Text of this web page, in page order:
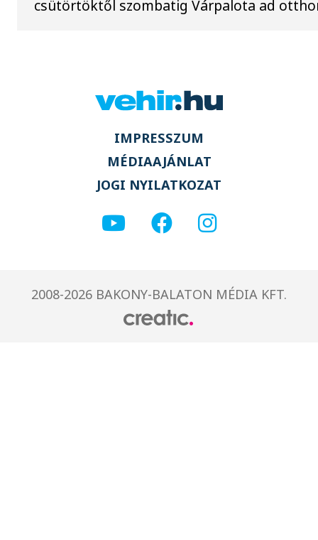
csütörtöktől szombatig Várpalota ad
IMPRESSZUM
MÉDIAAJÁNLAT
JOGI NYILATKOZAT
2008-2026 BAKONY-BALATON MÉDIA KFT.